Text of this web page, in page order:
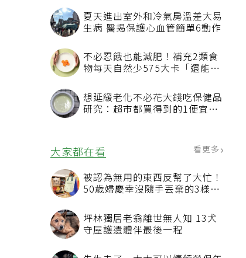
夏天進出室外和冷氣房溫差大易
生病 醫揭保護心血管簡單6動作
不必忍餓也能減肥！補充2類食
物每天自然少575大卡「還能吃
想延緩老化不必花大錢吃保健品
研究：超市都買得到的1便宜食
大家都在看 看更多
被認為無用的東西反幫了大忙！
50歲婦慶幸沒隨手丟棄的3樣物
坪林獨居老翁離世無人知 13犬
守屋護遺體伴最後一程